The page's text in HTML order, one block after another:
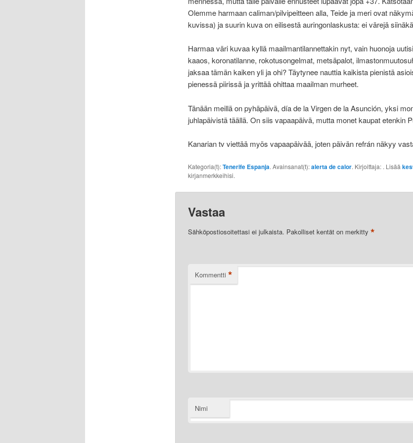
Olemme harmaan caliman/pilvipeitteen alla, Teide ja meri ovat
kuvissa) ja suurin kuva on eilisestä auringonlaskusta: ei värejä
Harmaa väri kuvaa kyllä maailmantilannettakin nyt, vain huonoja
kaaos, koronatilanne, rokotusongelmat, metsäpalot,
jaksaa tämän kaiken yli ja ohi? Täytynee nauttia kaikista pienistä
pienessä piirissä ja yrittää ohittaa maailman murheet.
Tänään meillä on pyhäpäivä, día de la Virgen de la Asunción, yksi
juhlapäivistä täällä. On siis vapaapäivä, mutta monet kaupat etenkin
Kanarian tv viettää myös vapaapäivää, joten päivän refrán näkyy
Kategoria(t):Tenerife Espanja. Avainsanat(t):alerta de calor. Kirjoittaja: . Lisää
kirjanmerkkeihisi.
Vastaa
Sähköpostiosoitettasi ei julkaista. Pakolliset kentät on merkitty *
Kommentti *
Nimi